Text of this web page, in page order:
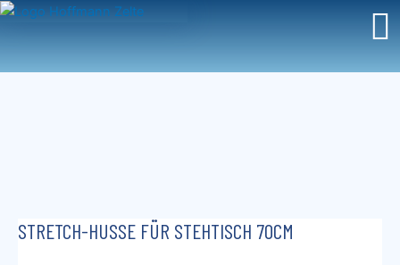
Zum
STRETCH-HUSSE FÜR STEHTISCH 70CM